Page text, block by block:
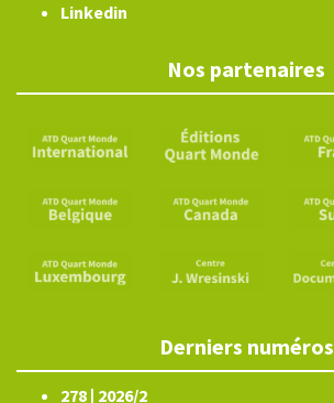
Linkedin
Nos partenaires
Derniers numéros
278 | 2026/2